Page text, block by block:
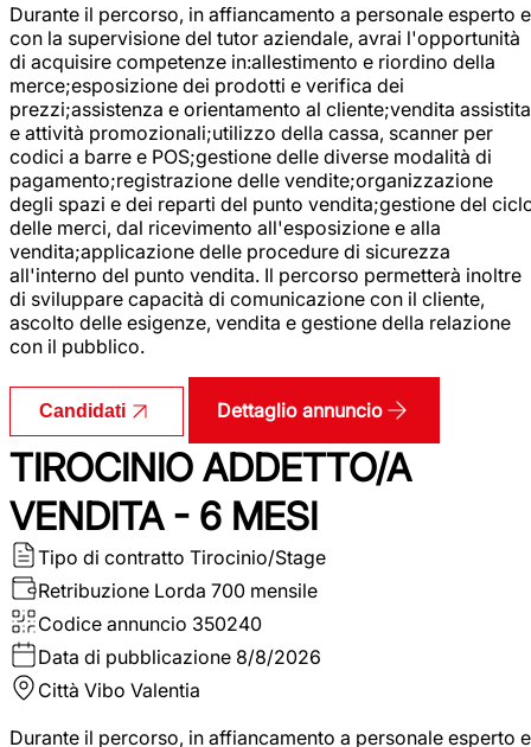
Durante il percorso, in affiancamento a personale esperto e
con la supervisione del tutor aziendale, avrai l'opportunità
di acquisire competenze in:allestimento e riordino della
merce;esposizione dei prodotti e verifica dei
prezzi;assistenza e orientamento al cliente;vendita assistita
e attività promozionali;utilizzo della cassa, scanner per
codici a barre e POS;gestione delle diverse modalità di
pagamento;registrazione delle vendite;organizzazione
degli spazi e dei reparti del punto vendita;gestione del
delle merci, dal ricevimento all'esposizione e alla
vendita;applicazione delle procedure di sicurezza
all'interno del punto vendita. Il percorso permetterà inoltre
di sviluppare capacità di comunicazione con il cliente,
ascolto delle esigenze, vendita e gestione della relazione
con il pubblico.
Candidati Dettaglio annuncio
TIROCINIO ADDETTO/A
VENDITA - 6 MESI
Tipo di contratto Tirocinio/Stage
Retribuzione Lorda 700 mensile
Codice annuncio 350240
Data di pubblicazione 8/8/2026
Città Vibo Valentia
Durante il percorso, in affiancamento a personale esperto e